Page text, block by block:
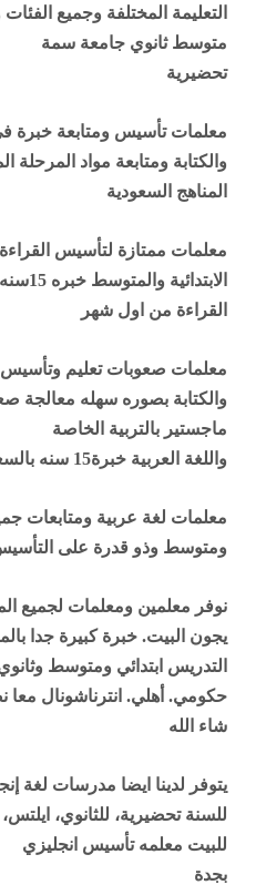
التعليمة المختلفة وجميع
متوسط ثانوي جامعة سمة
تحضيرية
معلمات تأسيس ومتابعة خبرة
والكتابة ومتابعة مواد
المناهج السعودية
معلمات ممتازة لتأسيس القراءة
القراءة من اول شهر
معلمات صعوبات تعليم وتأسيس
والكتابة بصوره سهله معالجة
ماجستير بالتربية الخاصة
واللغة العربية خبرة15
سنه
معلمات لغة عربية ومتابعات
ومتوسط وذو قدرة على
نوفر معلمين ومعلمات لجميع
يجون البيت. خبرة كبيرة جدا
التدريس ابتدائي ومتوسط
حكومي. أهلي. انترناشونال معا
شاء الله
يتوفر لدينا ايضا مدرسات لغة
للسنة تحضيرية، للثانوي،
للبيت معلمه تأسيس انجليزي
بجدة